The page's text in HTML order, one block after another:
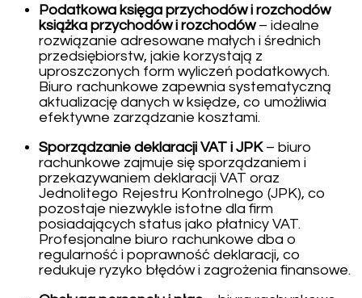
Podatkowa księga przychodów i rozchodów
książka przychodów i rozchodów– idealne
rozwiązanie adresowane małych i średnich
przedsiębiorstw, jakie korzystają z
uproszczonych form wyliczeń podatkowych.
Biuro rachunkowe zapewnia systematyczną
aktualizację danych w księdze, co umożliwia
efektywne zarządzanie kosztami.
Sporządzanie deklaracji VAT i JPK– biuro
rachunkowe zajmuje się sporządzaniem i
przekazywaniem deklaracji VAT oraz
Jednolitego Rejestru Kontrolnego (JPK), co
pozostaje niezwykle istotne dla firm
posiadających status jako płatnicy VAT.
Profesjonalne biuro rachunkowe dba o
regularność i poprawność deklaracji, co
redukuje ryzyko błędów i zagrożenia finansowe.